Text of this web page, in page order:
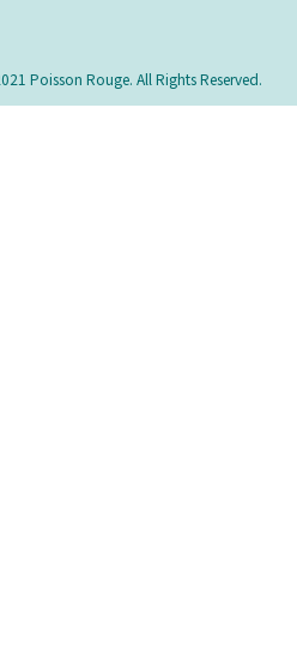
Poisson Rouge. All Rights Reserved.